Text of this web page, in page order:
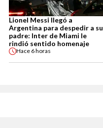
Lionel Messi llegó a
Argentina para despedir a su
padre: Inter de Miami le
rindió sentido homenaje
Hace 6 horas